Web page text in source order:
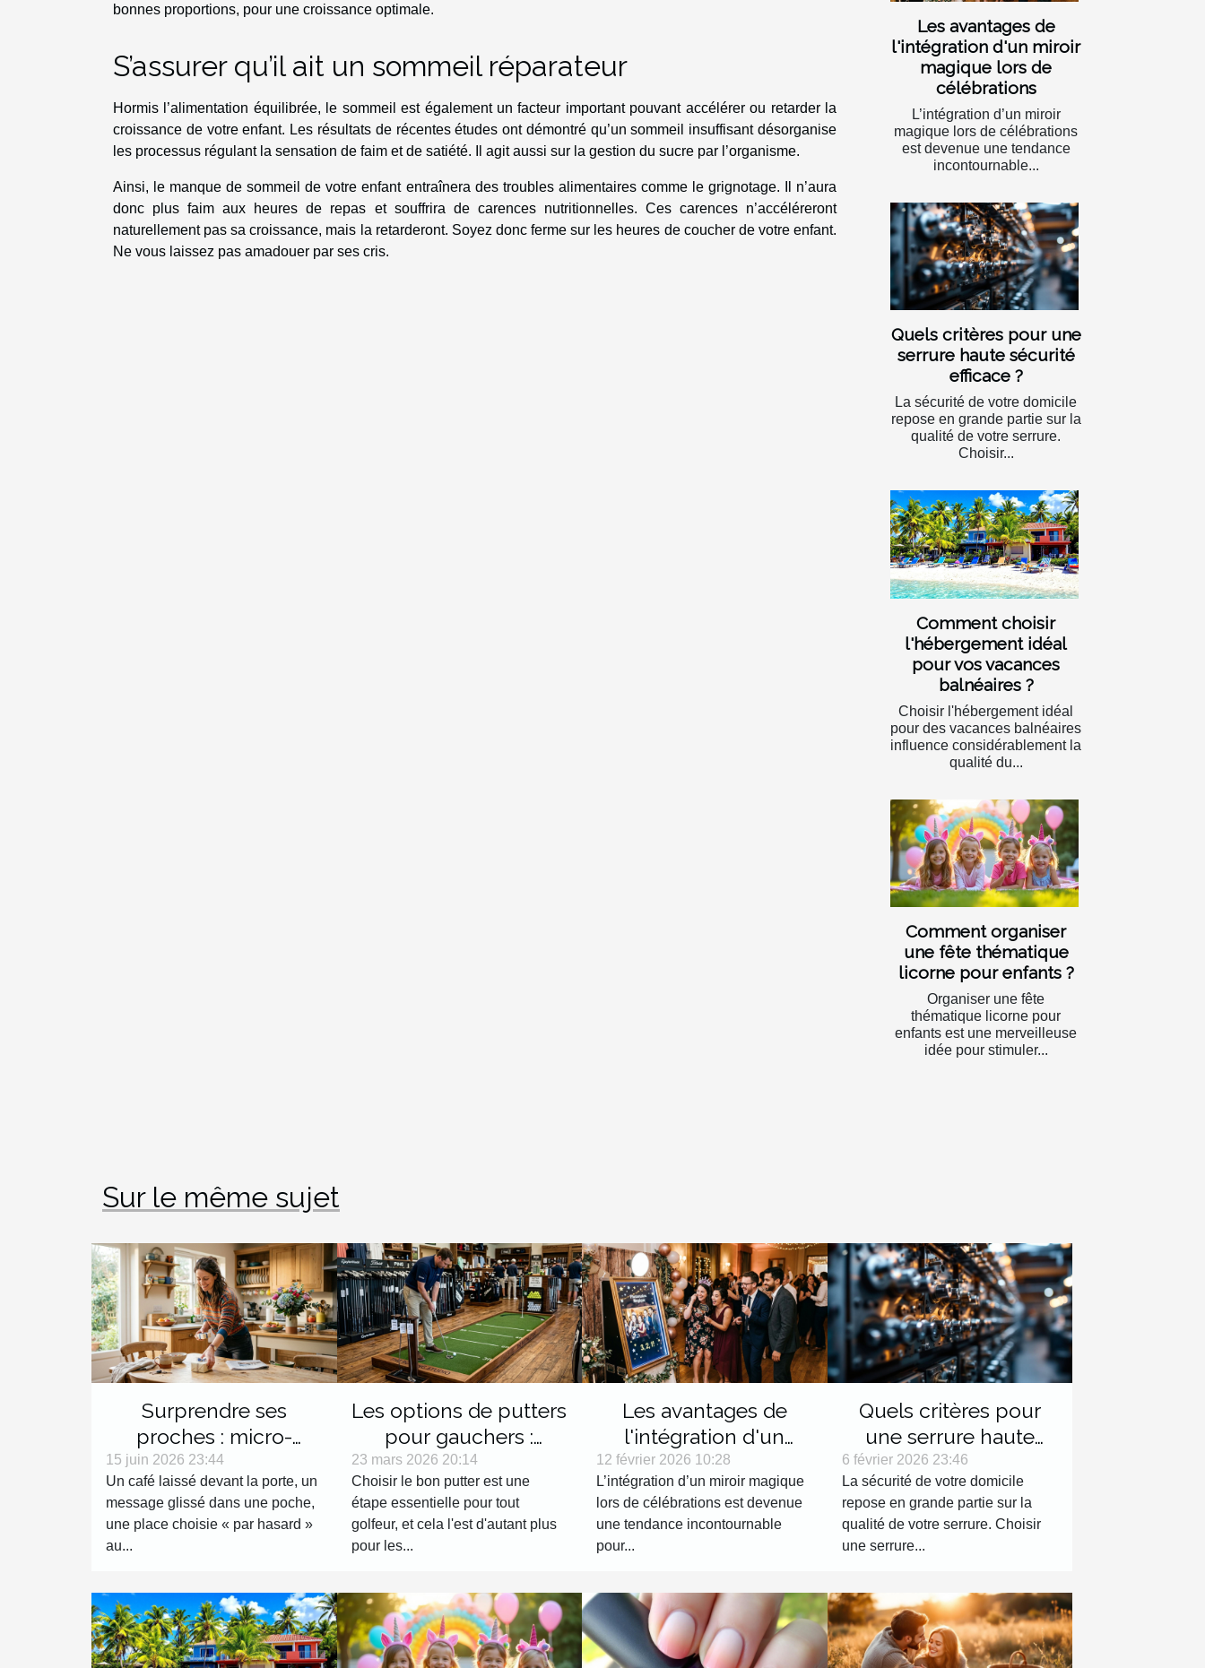
bonnes proportions, pour une croissance optimale.
S’assurer qu’il ait un sommeil réparateur
Hormis l’alimentation équilibrée, le sommeil est également un facteur important pouvant accélérer ou retarder la
croissance de votre enfant. Les résultats de récentes études ont démontré qu’un sommeil insuffisant désorganise
les processus régulant la sensation de faim et de satiété. Il agit aussi sur la gestion du sucre par l’organisme.
Ainsi, le manque de sommeil de votre enfant entraînera des troubles alimentaires comme le grignotage. Il n’aura
donc plus faim aux heures de repas et souffrira de carences nutritionnelles. Ces carences n’accéléreront
naturellement pas sa croissance, mais la retarderont. Soyez donc ferme sur les heures de coucher de votre enfant.
Ne vous laissez pas amadouer par ses cris.
Les avantages de
l'intégration d'un miroir
magique lors de
célébrations
L’intégration d’un miroir
magique lors de célébrations
est devenue une tendance
incontournable...
Quels critères pour une
serrure haute sécurité
efficace ?
La sécurité de votre domicile
repose en grande partie sur la
qualité de votre serrure.
Choisir...
Comment choisir
l'hébergement idéal
pour vos vacances
balnéaires ?
Choisir l'hébergement idéal
pour des vacances balnéaires
influence considérablement la
qualité du...
Comment organiser
une fête thématique
licorne pour enfants ?
Organiser une fête
thématique licorne pour
enfants est une merveilleuse
idée pour stimuler...
Sur le même sujet
Surprendre ses
proches : micro-
surprises du quotidien
15 juin 2026 23:44
Un café laissé devant la porte, un
message glissé dans une poche,
une place choisie « par hasard »
au...
Les options de putters
pour gauchers :
Avantages et sélection
23 mars 2026 20:14
Choisir le bon putter est une
étape essentielle pour tout
golfeur, et cela l'est d'autant plus
pour les...
Les avantages de
l'intégration d'un
miroir magique lors de
célébrations
12 février 2026 10:28
L’intégration d’un miroir magique
lors de célébrations est devenue
une tendance incontournable
pour...
Quels critères pour
une serrure haute
sécurité efficace ?
6 février 2026 23:46
La sécurité de votre domicile
repose en grande partie sur la
qualité de votre serrure. Choisir
une serrure...